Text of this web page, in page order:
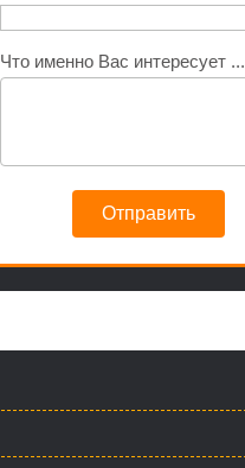
Что именно Вас интересует ...
Отправить